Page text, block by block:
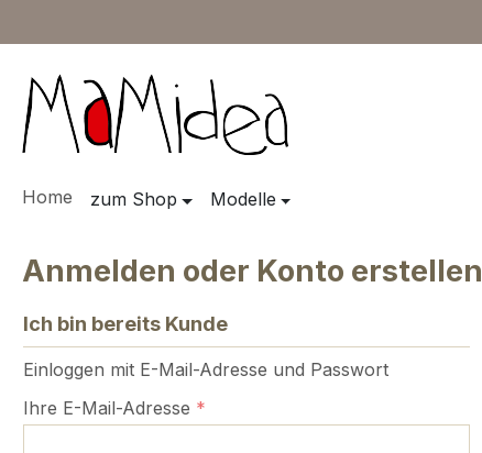
Home zum Shop Modelle
Anmelden oder Konto erstellen
Ich bin bereits Kunde
Einloggen mit E-Mail-Adresse und Passwort
Ihre E-Mail-Adresse *